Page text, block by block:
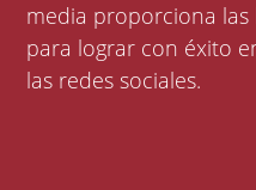
media proporciona
para lograr con éxito
las redes sociales.